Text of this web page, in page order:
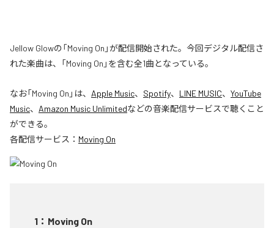
Jellow Glowの「Moving On」が配信開始された。今回デジタル配信さ
れた楽曲は、「Moving On」を含む全1曲となっている。
なお「Moving On 」は、 Apple Music、 Spotify、 LINE MUSIC、 YouTube
Music、 Amazon Music Unlimitedなどの音楽配信サービスで聴くこと
ができる。
各配信サービス： Moving On
1 ： Moving On